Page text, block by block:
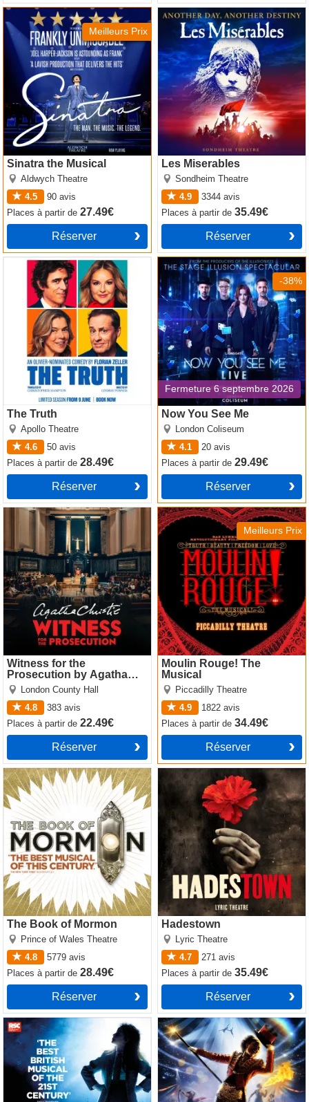
Meilleurs Prix
Sinatra the Musical
Aldwych Theatre
4.5
90 avis
Placesà partir de27.49€
Réserver
Sinatra the Musical
Les Miserables
Sondheim Theatre
4.9
3344 avis
Placesà partir de35.49€
Réserver
Les Miserables
The Truth
Apollo Theatre
4.6
50 avis
Placesà partir de28.49€
Réserver
The Truth
-38%
Fermeture 6 septembre 2026
Now You See Me
London Coliseum
4.1
20 avis
Placesà partir de29.49€
Réserver
Now You See Me
Witness for the
Prosecution by Agatha
Christie
London County Hall
4.8
383 avis
Placesà partir de22.49€
Réserver
Witness for the Prosecution
by Agatha Christie
Meilleurs Prix
Moulin Rouge! The
Musical
Piccadilly Theatre
4.9
1822 avis
Placesà partir de34.49€
Réserver
Moulin Rouge! The Musical
The Book of Mormon
Prince of Wales Theatre
4.8
5779 avis
Placesà partir de28.49€
Réserver
The Book of Mormon
Hadestown
Lyric Theatre
4.7
271 avis
Placesà partir de35.49€
Réserver
Hadestown
Matilda The Musical
Come Alive! The Greatest
Showman Circus Spectacular